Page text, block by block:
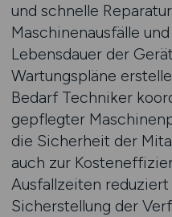
und schnelle
Maschinenausfälle
Lebensdauer der
Wartungspläne
Bedarf Techniker
gepflegter
die Sicherheit der
auch zur
Ausfallzeiten
Sicherstellung der